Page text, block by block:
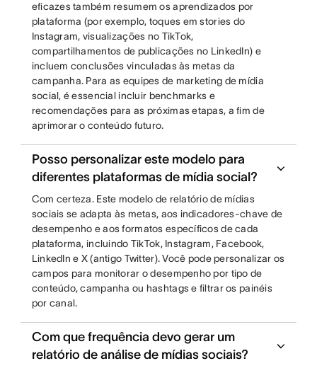
eficazes também resumem os aprendizados por
plataforma (por exemplo, toques em stories do
Instagram, visualizações no TikTok,
compartilhamentos de publicações no LinkedIn) e
incluem conclusões vinculadas às metas da
campanha. Para as equipes de marketing de mídia
social, é essencial incluir benchmarks e
recomendações para as próximas etapas, a fim de
aprimorar o conteúdo futuro.
Posso personalizar este modelo para
diferentes plataformas de mídia social?
Com certeza. Este modelo de relatório de mídias
sociais se adapta às metas, aos indicadores-chave de
desempenho e aos formatos específicos de cada
plataforma, incluindo TikTok, Instagram, Facebook,
LinkedIn e X (antigo Twitter). Você pode personalizar os
campos para monitorar o desempenho por tipo de
conteúdo, campanha ou hashtags e filtrar os painéis
por canal.
Com que frequência devo gerar um
relatório de análise de mídias sociais?